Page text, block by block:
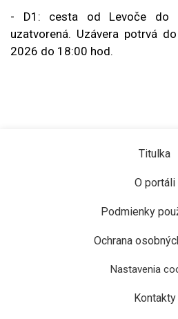
- D1: cesta od Levoče do
uzatvorená. Uzávera potrvá
2026 do 18:00 hod.
Titulka
O portáli
Podmienky
Ochrana
Nastavenia
Kontakty